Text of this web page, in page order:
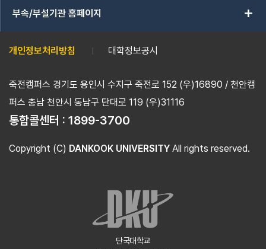
부속/부설기관 홈페이지 add
개인정보처리방침 대학정보공시
죽전캠퍼스 경기도 용인시 수지구 죽전로 152 (우)16890 / 천안캠
퍼스 충남 천안시 동남구 단대로 119 (우)31116
통합콜센터 : 1899-3700
Copyright (C) DANKOOK UNIVERSITY All rights reserved.
단국대학교